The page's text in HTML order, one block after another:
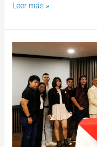
Leer más »
años
impacto
científico:
COMBA
celebra